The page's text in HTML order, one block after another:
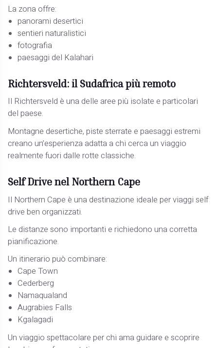
La zona offre:
panorami desertici
sentieri naturalistici
fotografia
paesaggi del Kalahari
Richtersveld: il Sudafrica più remoto
Il Richtersveld è una delle aree più isolate e particolari
del paese.
Montagne desertiche, piste sterrate e paesaggi estremi
creano un’esperienza adatta a chi cerca un viaggio
realmente fuori dalle rotte classiche.
Self Drive nel Northern Cape
Il Northern Cape è una destinazione ideale per viaggi self
drive ben organizzati.
Le distanze sono importanti e richiedono una corretta
pianificazione.
Un itinerario può combinare:
Cape Town
Cederberg
Namaqualand
Augrabies Falls
Kgalagadi
Un viaggio spettacolare per chi ama guidare e scoprire